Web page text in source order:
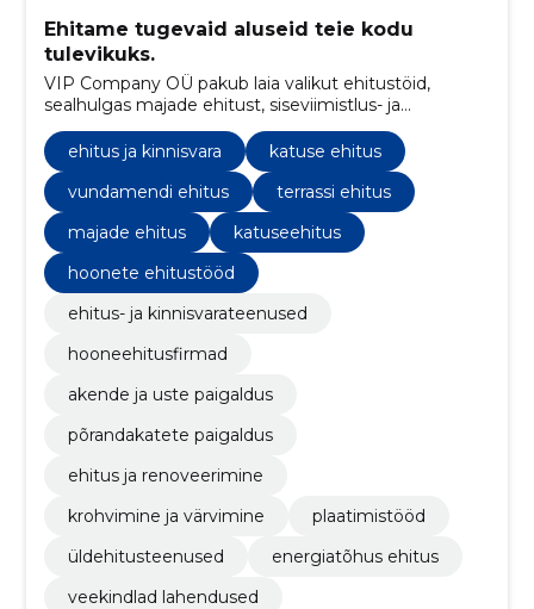
Ehitame tugevaid aluseid teie kodu
tulevikuks.
VIP Company OÜ pakub laia valikut ehitustöid,
sealhulgas majade ehitust, siseviimistlus- ja
remonditöid. Samuti teostame betoonitöid ja
fassaadide soojustamist, et tagada klientide rahulolu
ja tööde kõrge kvaliteet.
ehitus ja kinnisvara
katuse ehitus
vundamendi ehitus
terrassi ehitus
majade ehitus
katuseehitus
hoonete ehitustööd
ehitus- ja kinnisvarateenused
hooneehitusfirmad
akende ja uste paigaldus
põrandakatete paigaldus
ehitus ja renoveerimine
krohvimine ja värvimine
plaatimistööd
üldehitusteenused
energiatõhus ehitus
veekindlad lahendused